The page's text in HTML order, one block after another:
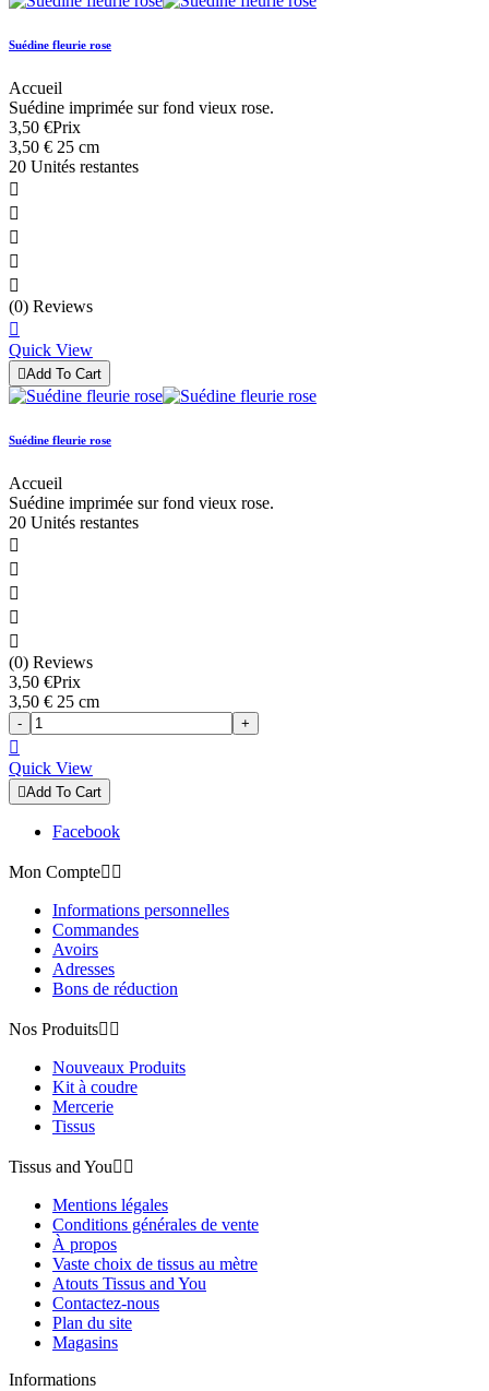
Suédine fleurie rose
Accueil
Suédine imprimée sur fond vieux rose.
3,50 €Prix
3,50 € 25 cm
20 Unités restantes





(0) Reviews

Quick View
Add To Cart
Suédine fleurie rose
Accueil
Suédine imprimée sur fond vieux rose.
20 Unités restantes





(0) Reviews
3,50 €Prix
3,50 € 25 cm
- +

Quick View
Add To Cart
Facebook
Mon Compte 
Informations personnelles
Commandes
Avoirs
Adresses
Bons de réduction
Nos Produits 
Nouveaux Produits
Kit à coudre
Mercerie
Tissus
Tissus and You 
Mentions légales
Conditions générales de vente
À propos
Vaste choix de tissus au mètre
Atouts Tissus and You
Contactez-nous
Plan du site
Magasins
Informations